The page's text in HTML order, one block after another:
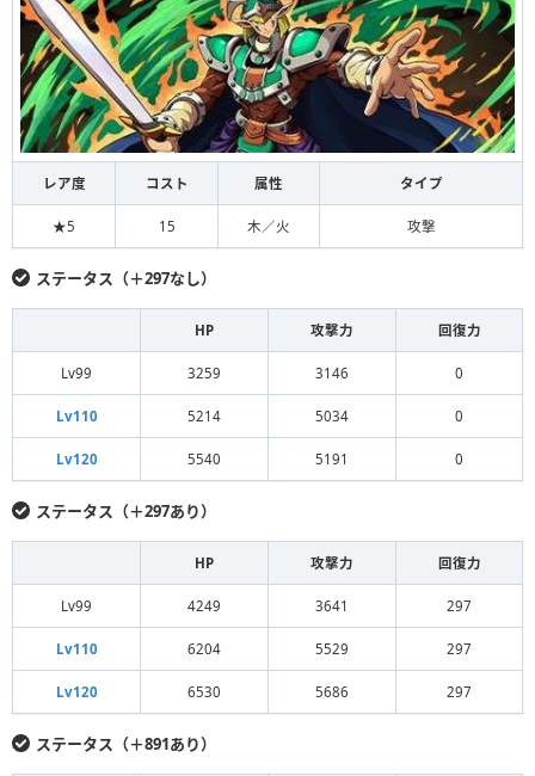
レア度 コスト 属性 タイプ
★5 15 木／火 攻撃
ステータス（＋297なし）
HP 攻撃力 回復力
Lv99 3259 3146 0
Lv110 5214 5034 0
Lv120 5540 5191 0
ステータス（＋297あり）
HP 攻撃力 回復力
Lv99 4249 3641 297
Lv110 6204 5529 297
Lv120 6530 5686 297
ステータス（＋891あり）